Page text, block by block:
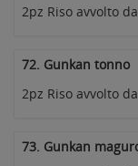
2pz Riso avvolto
72. Gunkan tonno
2pz Riso avvolto
73. Gunkan